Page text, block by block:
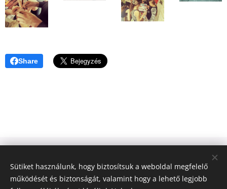
Share
© 2023 Győztes Bárány Közösség | Győztes Bárány Alapítvány |
Minden jog fenntartva.
Győztes Bárány Alapítvány, 2040 Budaörs, Szőlő köz 2., Adószám:
Sütiket használunk, hogy biztosítsuk a weboldal megfelelő
működését és biztonságát, valamint hogy a lehető legjobb